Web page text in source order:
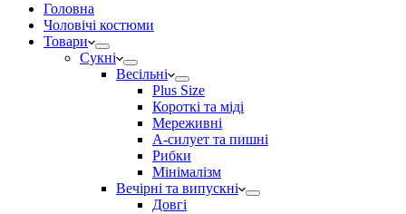
Головна
Чоловічі костюми
Товари
Сукні
Весільні
Plus Size
Короткі та міді
Мереживні
А-силует та пишні
Рибки
Мінімалізм
Вечірні та випускні
Довгі